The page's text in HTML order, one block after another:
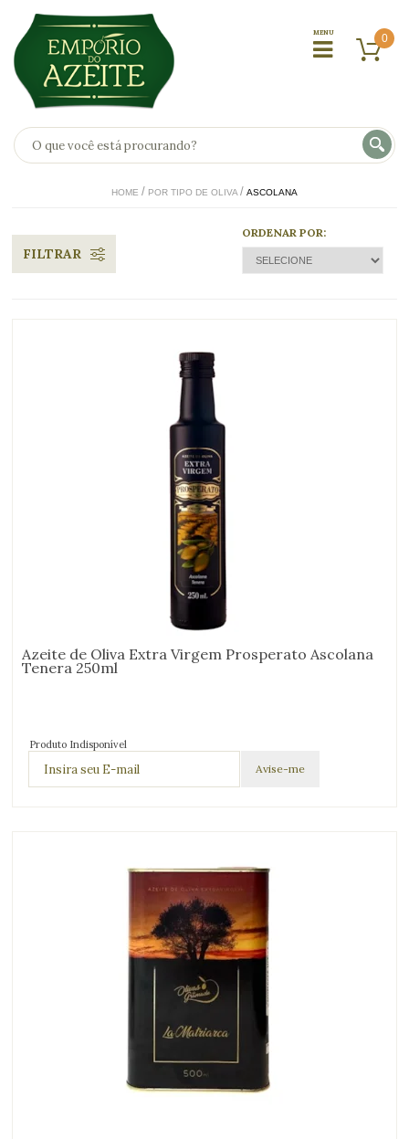
0
HOME POR TIPO DE OLIVA ASCOLANA
FILTRAR
ORDENAR POR:
Azeite de Oliva Extra Virgem Prosperato Ascolana
Tenera 250ml
Produto Indisponível